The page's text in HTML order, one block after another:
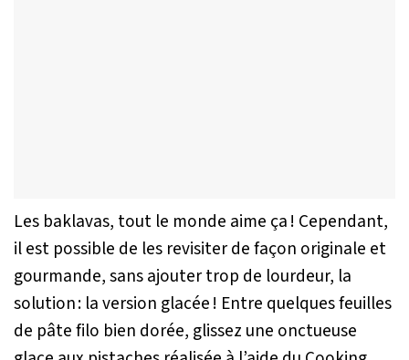
Les baklavas, tout le monde aime ça ! Cependant,
il est possible de les revisiter de façon originale et
gourmande, sans ajouter trop de lourdeur, la
solution : la version glacée ! Entre quelques feuilles
de pâte filo bien dorée, glissez une onctueuse